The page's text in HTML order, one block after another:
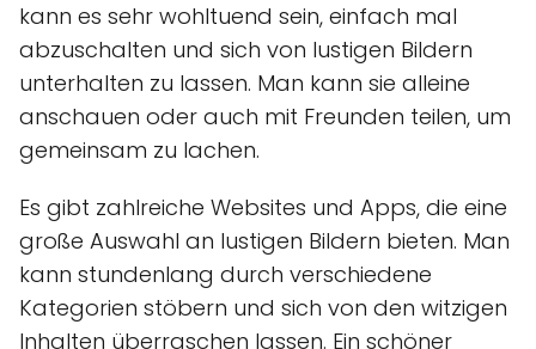
kann es sehr wohltuend sein, einfach mal
abzuschalten und sich von lustigen Bildern
unterhalten zu lassen. Man kann sie alleine
anschauen oder auch mit Freunden teilen, um
gemeinsam zu lachen.
Es gibt zahlreiche Websites und Apps, die eine
große Auswahl an lustigen Bildern bieten. Man
kann stundenlang durch verschiedene
Kategorien stöbern und sich von den witzigen
Inhalten überraschen lassen. Ein schöner